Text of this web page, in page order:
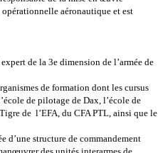
aéronautique et est
de la 3e dimension de l’armée de
de formation dont les cursus
de pilotage de Dax, l’école de
de l’EFA, du CFA PTL, ainsi que le
d’une structure de commandement